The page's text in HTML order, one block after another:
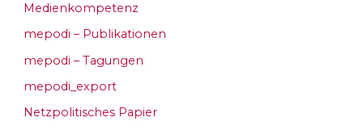
Medienkompetenz
mepodi – Publikationen
mepodi – Tagungen
mepodi_export
Netzpolitisches Papier